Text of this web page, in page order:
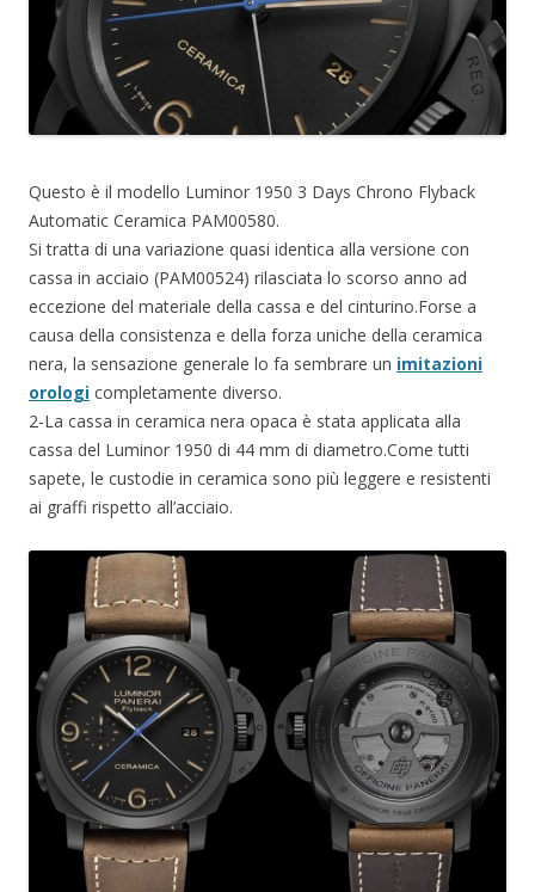
Questo è il modello Luminor 1950 3 Days Chrono Flyback
Automatic Ceramica PAM00580.
Si tratta di una variazione quasi identica alla versione con
cassa in acciaio (PAM00524) rilasciata lo scorso anno ad
eccezione del materiale della cassa e del cinturino.Forse a
causa della consistenza e della forza uniche della ceramica
nera, la sensazione generale lo fa sembrare un imitazioni
orologi completamente diverso.
2-La cassa in ceramica nera opaca è stata applicata alla
cassa del Luminor 1950 di 44 mm di diametro.Come tutti
sapete, le custodie in ceramica sono più leggere e resistenti
ai graffi rispetto all’acciaio.